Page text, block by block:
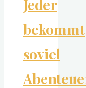
Jeder
bekommt
soviel